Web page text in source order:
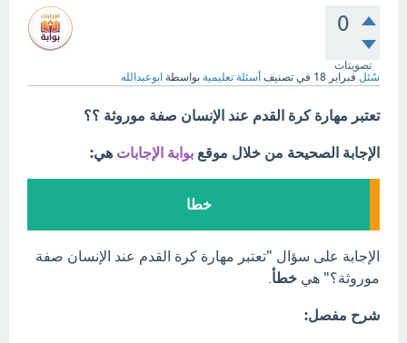
0
تصويتات
سُئل فبراير 18 في تصنيف أسئلة تعليمية بواسطة ابوعبدالله
تعتبر مهارة كرة القدم عند الإنسان صفة موروثة ؟؟
الإجابة الصحيحة من خلال موقع بوابة الإجابات هي:
خطا
الإجابة على سؤال "تعتبر مهارة كرة القدم عند الإنسان صفة
موروثة؟" هي خطأ
شرح مفصل: